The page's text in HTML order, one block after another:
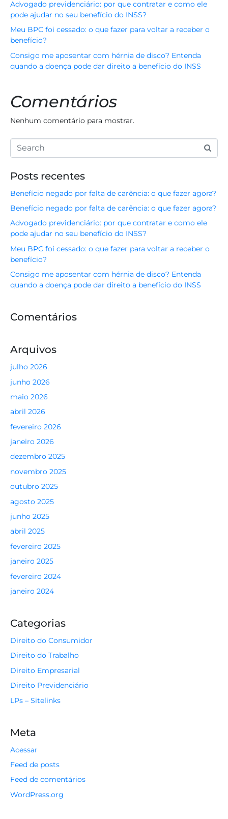
Advogado previdenciário: por que contratar e como ele
pode ajudar no seu benefício do INSS?
Meu BPC foi cessado: o que fazer para voltar a receber o
benefício?
Consigo me aposentar com hérnia de disco? Entenda
quando a doença pode dar direito a benefício do INSS
Comentários
Nenhum comentário para mostrar.
Posts recentes
Benefício negado por falta de carência: o que fazer agora?
Benefício negado por falta de carência: o que fazer agora?
Advogado previdenciário: por que contratar e como ele
pode ajudar no seu benefício do INSS?
Meu BPC foi cessado: o que fazer para voltar a receber o
benefício?
Consigo me aposentar com hérnia de disco? Entenda
quando a doença pode dar direito a benefício do INSS
Comentários
Arquivos
julho 2026
junho 2026
maio 2026
abril 2026
fevereiro 2026
janeiro 2026
dezembro 2025
novembro 2025
outubro 2025
agosto 2025
junho 2025
abril 2025
fevereiro 2025
janeiro 2025
fevereiro 2024
janeiro 2024
Categorias
Direito do Consumidor
Direito do Trabalho
Direito Empresarial
Direito Previdenciário
LPs – Sitelinks
Meta
Acessar
Feed de posts
Feed de comentários
WordPress.org